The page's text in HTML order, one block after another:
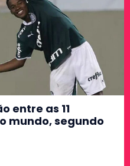
entre as 11
mundo, segundo